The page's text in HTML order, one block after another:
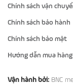
Chính sách vận
Chính sách bảo hành
Chính sách bảo mật
Hướng dẫn mua hàng
Vận hành bởi: BNC